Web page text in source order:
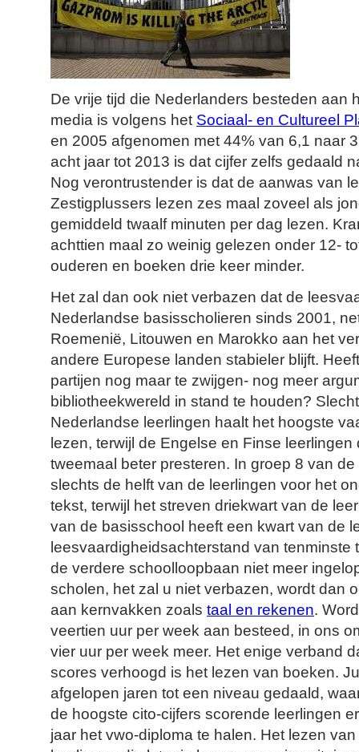
De vrije tijd die Nederlanders besteden aan
media is volgens het Sociaal- en Cultureel
en 2005 afgenomen met 44% van 6,1 naar
acht jaar tot 2013 is dat cijfer zelfs gedaald
Nog verontrustender is dat de aanwas van
Zestigplussers lezen zes maal zoveel als
gemiddeld twaalf minuten per dag lezen.
achttien maal zo weinig gelezen onder 12-
ouderen en boeken drie keer minder.
Het zal dan ook niet verbazen dat de
Nederlandse basisscholieren sinds 2001,
Roemenië, Litouwen en Marokko aan het
andere Europese landen stabieler blijft.
partijen nog maar te zwijgen- nog meer
bibliotheekwereld in stand te houden?
Nederlandse leerlingen haalt het hoogste
lezen, terwijl de Engelse en Finse leerlingen
tweemaal beter presteren. In groep 8 van
slechts de helft van de leerlingen voor het
tekst, terwijl het streven driekwart van de
van de basisschool heeft een kwart van de
leesvaardigheidsachterstand van tenminste
de verdere schoolloopbaan niet meer
scholen, het zal u niet verbazen, wordt dan
aan kernvakken zoals taal en rekenen.
veertien uur per week aan besteed, in ons
vier uur per week meer. Het enige verband
scores verhoogd is het lezen van boeken.
afgelopen jaren tot een niveau gedaald,
de hoogste cito-cijfers scorende leerlingen
jaar het vwo-diploma te halen. Het lezen